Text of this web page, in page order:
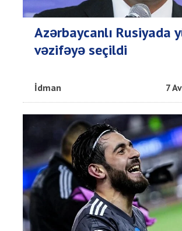
Azərbaycanlı Rusiyada
vəzifəyə seçildi
İdman 7